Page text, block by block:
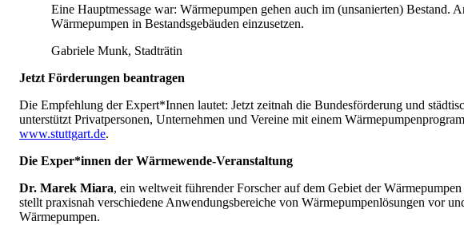
Eine Hauptmessage war: Wärmepumpen gehen auch im (unsanierten) Bestand.
Wärmepumpen in Bestandsgebäuden einzusetzen.
Gabriele Munk, Stadträtin
Jetzt Förderungen beantragen
Die Empfehlung der Expert*Innen lautet: Jetzt zeitnah die Bundesförderung und
unterstützt Privatpersonen, Unternehmen und Vereine mit einem
www.stuttgart.de.
Die Exper*innen der Wärmewende-Veranstaltung
Dr. Marek Miara, ein weltweit führender Forscher auf dem Gebiet der
stellt praxisnah verschiedene Anwendungsbereiche von Wärmepumpenlösungen vor
Wärmepumpen.